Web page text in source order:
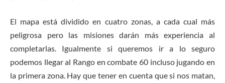
El mapa está dividido en cuatro zonas, a cada cual más
peligrosa pero las misiones darán más experiencia al
completarlas. Igualmente si queremos ir a lo seguro
podemos llegar al Rango en combate 60 incluso jugando en
la primera zona. Hay que tener en cuenta que si nos matan,